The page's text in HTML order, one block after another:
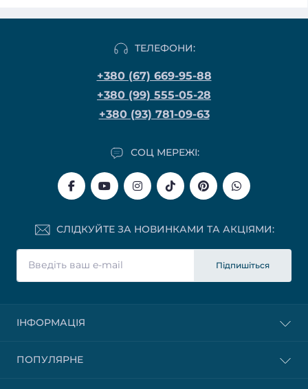
ТЕЛЕФОНИ:
+380 (67) 669-95-88
+380 (99) 555-05-28
+380 (93) 781-09-63
СОЦ МЕРЕЖІ:
СЛІДКУЙТЕ ЗА НОВИНКАМИ ТА АКЦІЯМИ:
Підпишіться
ІНФОРМАЦІЯ
ПОПУЛЯРНЕ